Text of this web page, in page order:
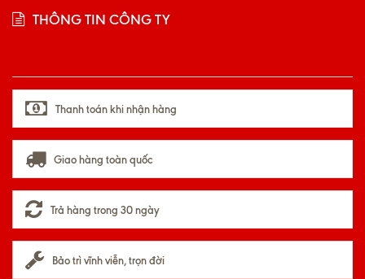
THÔNG TIN CÔNG TY
Thanh toán khi nhận hàng
Giao hàng toàn quốc
Trả hàng trong 30 ngày
Bảo trì vĩnh viễn, trọn đời